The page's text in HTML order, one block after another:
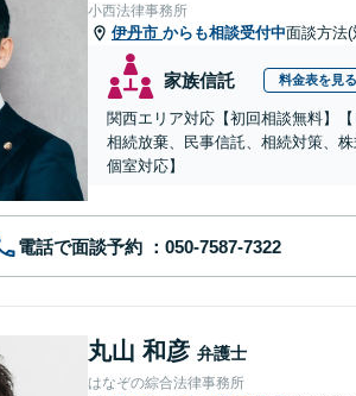
小西法律事務所
伊丹市 からも相談受付中面談方法
家族信託 料金表を見る
関西エリア対応【初回相談無料】
相続放棄、民事信託、相続対策、
個室対応】
電話で面談予約
丸山 和彦 弁護士
はなぞの綜合法律事務所